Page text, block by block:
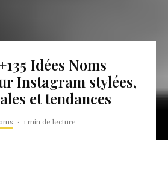
Idées Noms
Instagram stylées,
et tendances
· 1 min de lecture